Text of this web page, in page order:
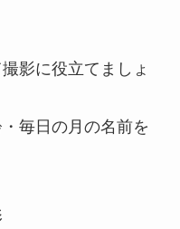
影に役立てましょ
毎日の月の名前を